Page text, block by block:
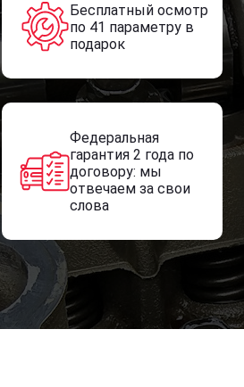
Бесплатный осмотр
по 41 параметру в
подарок
Федеральная
гарантия 2 года по
договору: мы
отвечаем за свои
слова